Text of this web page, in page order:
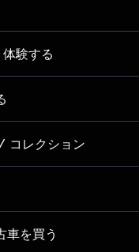
験する
索
限定モデル
プ
ョン
コレクション
プを買う